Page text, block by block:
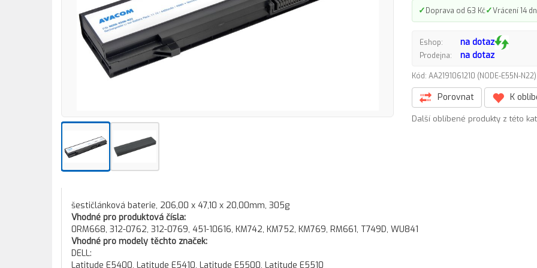
✓Doprava od 63 Kč✓Vrácení 14
Eshop: na dotaz
Prodejna: na dotaz
Kód: AA2191061210 (NODE-E55N-
Porovnat K
Další oblíbené produkty z této
šestičlánková baterie, 206,00 x 47,10 x 20,00mm, 305g
Vhodné pro produktová čísla:
0RM668, 312-0762, 312-0769, 451-10616, KM742, KM752, KM769, RM661, T749D, WU841
Vhodné pro modely těchto značek:
DELL:
Latitude E5400, Latitude E5410, Latitude E5500, Latitude E5510